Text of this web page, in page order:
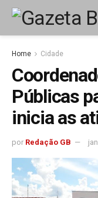
Home Cidade
Públicas
inicia as
por Redação GB